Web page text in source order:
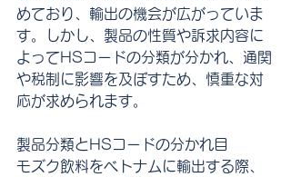
めており、輸出の機会が広がっていま
す。しかし、製品の性質や訴求内容に
よってHSコードの分類が分かれ、通関
や税制に影響を及ぼすため、慎重な対
応が求められます。
製品分類とHSコードの分かれ目
モズク飲料をベトナムに輸出する際、